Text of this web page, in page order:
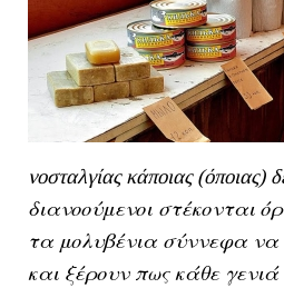
νοσταλγίας κάποιας (όποιας)
διανοούμενοι στέκονται
τα μολυβένια σύννεφα να
και ξέρουν πως κάθε γενιά